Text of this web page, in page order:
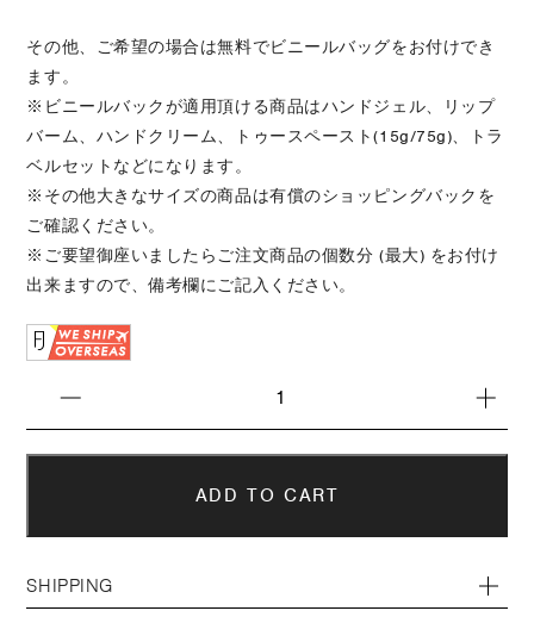
その他、ご希望の場合は無料でビニールバッグをお付けでき
ます。
※ビニールバックが適用頂ける商品はハンドジェル、リップ
バーム、ハンドクリーム、トゥースペースト(15g/75g)、トラ
ベルセットなどになります。
※その他大きなサイズの商品は有償のショッピングバックを
ご確認ください。
※ご要望御座いましたらご注文商品の個数分 (最大) をお付け
出来ますので、備考欄にご記入ください。
SHIPPING